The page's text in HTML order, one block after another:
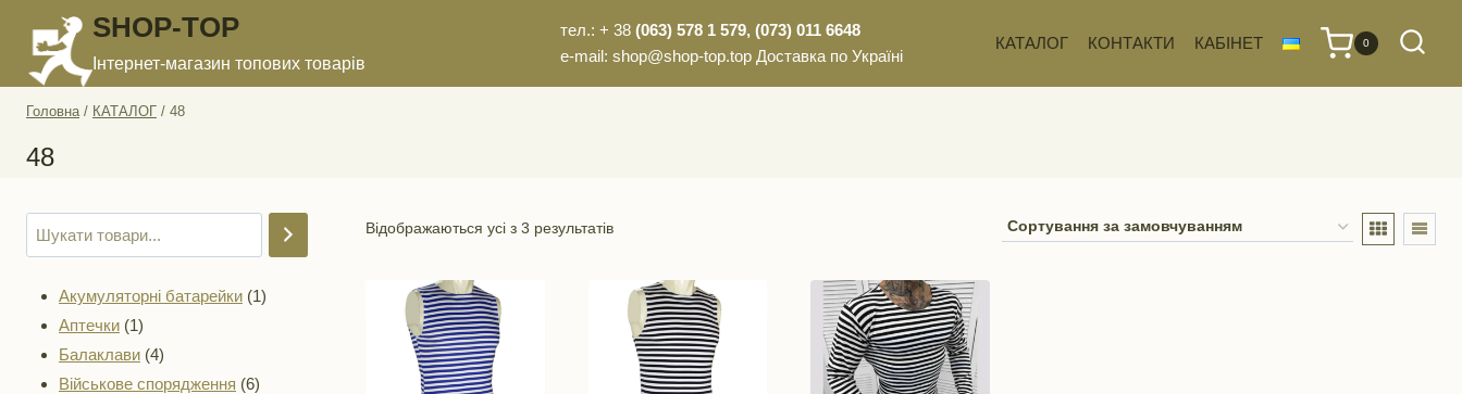
вмісту
SHOP-TOP
Інтернет-магазин топових товарів
тел.: + 38 (063) 578 1 579, (073) 011 6648
e-mail: shop@shop-top.top Доставка по Україні
КАТАЛОГ КОНТАКТИ КАБІНЕТ 0
Головна / КАТАЛОГ / 48
48
Відображаються усі з 3 результатів
Акумуляторні батарейки 11
Аптечки 11
товар
Балаклави 44
товари
Військове спорядження 66